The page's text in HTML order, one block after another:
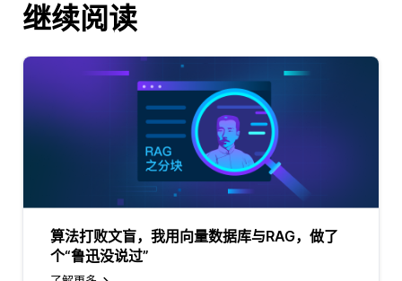
继续阅读
算法打败文盲，我用向量数据库与RAG，做了
个“鲁迅没说过”